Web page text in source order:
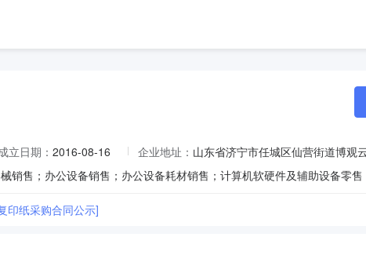
立日期： 2016-08-16 企业地址： 山东省济宁市任城区仙营街道博观
印纸采购合同公示]